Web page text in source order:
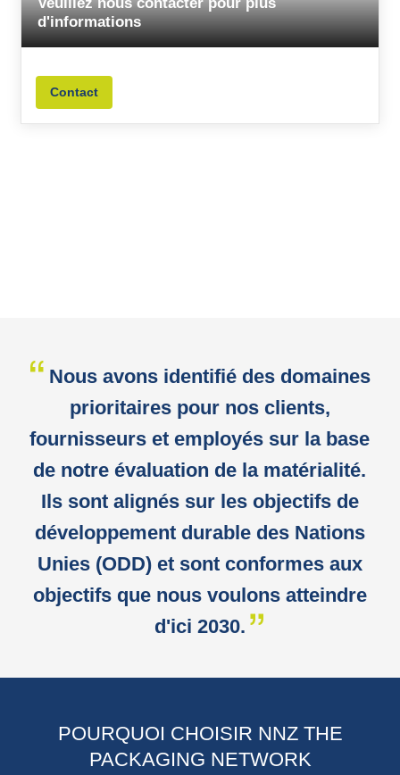
d'informations
Contact
Nous avons identifié des domaines
prioritaires pour nos clients,
fournisseurs et employés sur la base
de notre évaluation de la matérialité.
Ils sont alignés sur les objectifs de
développement durable des Nations
Unies (ODD) et sont conformes aux
objectifs que nous voulons atteindre
d'ici 2030.
POURQUOI CHOISIR NNZ THE
PACKAGING NETWORK